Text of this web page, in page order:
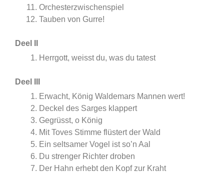
Orchesterzwischenspiel
Tauben von Gurre!
Deel II
Herrgott, weisst du, was du tatest
Deel III
Erwacht, König Waldemars Mannen wert!
Deckel des Sarges klappert
Gegrüsst, o König
Mit Toves Stimme flüstert der Wald
Ein seltsamer Vogel ist so’n Aal
Du strenger Richter droben
Der Hahn erhebt den Kopf zur Kraht